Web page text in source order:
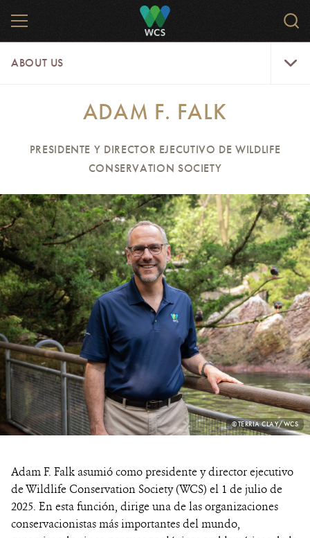
main
content
WCS
MENU
ABOUT US
ADAM F. FALK
PRESIDENTE Y DIRECTOR EJECUTIVO DE WILDLIFE
CONSERVATION SOCIETY
PHOTO
CREDIT:
©TERRIA CLAY/WCS
Adam F. Falk asumió como presidente y director ejecutivo
de Wildlife Conservation Society (WCS) el 1 de julio de
2025. En esta función, dirige una de las organizaciones
conservacionistas más importantes del mundo,